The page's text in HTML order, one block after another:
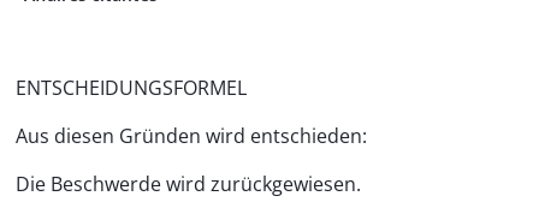
ENTSCHEIDUNGSFORMEL
Aus diesen Gründen wird entschieden:
Die Beschwerde wird zurückgewiesen.